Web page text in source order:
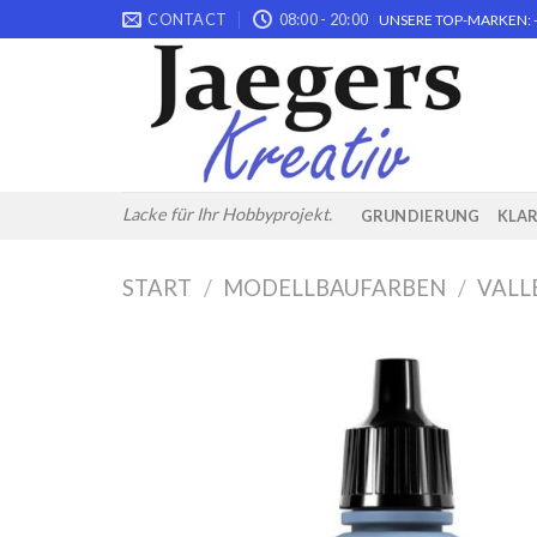
to
CONTACT 08:00 - 20:00 UNSERE TOP-
Lacke für Ihr Hobbyprojekt. GRUNDIERUNG
START / MODELLBAUFARBEN /